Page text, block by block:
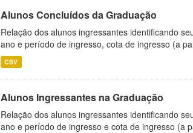
Alunos Concluídos da Graduação
Relação dos alunos ingressantes identificando
ano e período de ingresso, cota de ingresso (a
CSV
Alunos Ingressantes na Graduação
Relação dos alunos ingressantes identificando
ano e período de ingresso e cota de ingresso (a